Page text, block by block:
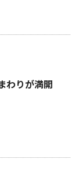
わりが満開